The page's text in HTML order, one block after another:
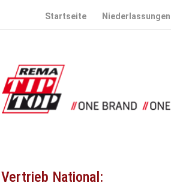
Startseite Niederlassungen
Vertrieb National: